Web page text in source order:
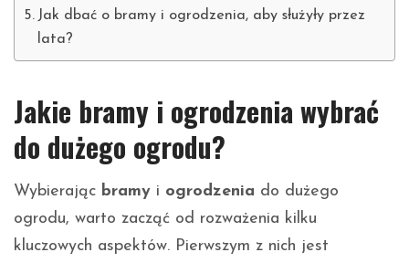
Jak dbać o bramy i ogrodzenia, aby służyły przez
lata?
Jakie bramy i ogrodzenia wybrać
do dużego ogrodu?
Wybierając bramy i ogrodzenia do dużego
ogrodu, warto zacząć od rozważenia kilku
kluczowych aspektów. Pierwszym z nich jest